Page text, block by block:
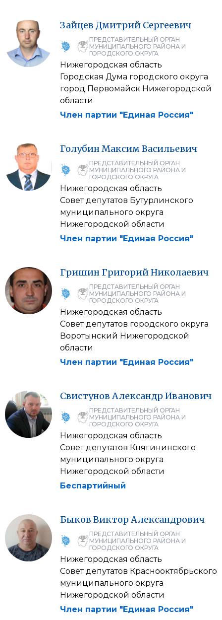
Зайцев Дмитрий Сергеевич
ПРЕДСТАВИТЕЛЬНЫЙ ОРГАН
МУНИЦИПАЛЬНОГО РАЙОНА И
ГОРОДСКОГО ОКРУГА
Нижегородская область
Городская Дума городского округа
город Первомайск Нижегородской
области
Член партии "Единая Россия"
ГолубинМаксим Васильевич
ПРЕДСТАВИТЕЛЬНЫЙ ОРГАН
МУНИЦИПАЛЬНОГО РАЙОНА И
ГОРОДСКОГО ОКРУГА
Нижегородская область
Совет депутатов Бутурлинского
муниципального округа
Нижегородской области
Член партии "Единая Россия"
Гришин ГригорийНиколаевич
ПРЕДСТАВИТЕЛЬНЫЙ ОРГАН
МУНИЦИПАЛЬНОГО РАЙОНА И
ГОРОДСКОГО ОКРУГА
Нижегородская область
Совет депутатов городского округа
Воротынский Нижегородской
области
Член партии "Единая Россия"
Свистунов Александр Иванович
ПРЕДСТАВИТЕЛЬНЫЙ ОРГАН
МУНИЦИПАЛЬНОГО РАЙОНА И
ГОРОДСКОГО ОКРУГА
Нижегородская область
Совет депутатов Княгининского
муниципального округа
Нижегородской области
Беспартийный
Быков Виктор Александрович
ПРЕДСТАВИТЕЛЬНЫЙ ОРГАН
МУНИЦИПАЛЬНОГО РАЙОНА И
ГОРОДСКОГО ОКРУГА
Нижегородская область
Совет депутатов Краснооктябрьского
муниципального округа
Нижегородской области
Член партии "Единая Россия"